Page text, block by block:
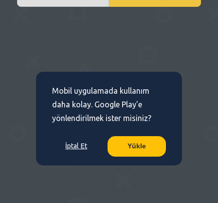
Mobil uygulamada kullanım
daha kolay. Google Play'e
yönlendirilmek ister misiniz?
İptal Et Yükle